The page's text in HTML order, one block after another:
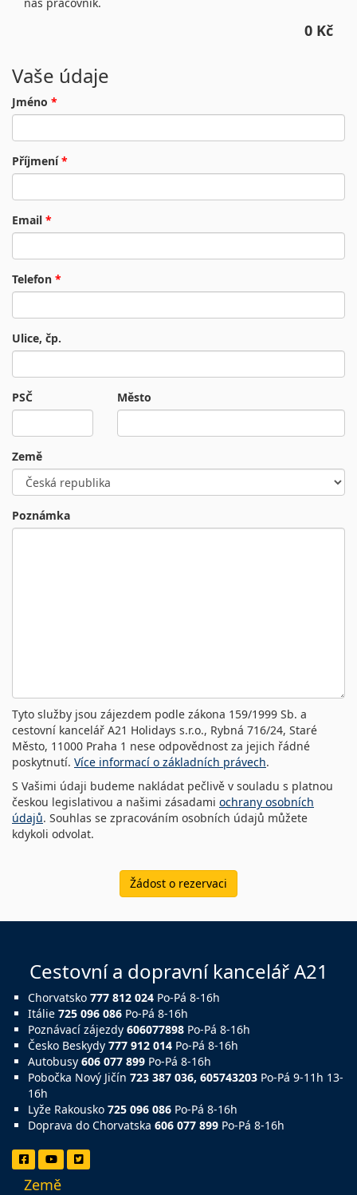
0 Kč
Vaše údaje
Jméno *
Příjmení*
Email *
Telefon *
Ulice, čp.
PSČ Město
Země
Poznámka
Tyto služby jsou zájezdem podle zákona 159/1999 Sb. a
cestovní kancelář A21 Holidays s.r.o., Rybná 716/24, Staré
Město, 11000 Praha 1 nese odpovědnost za jejich řádné
poskytnutí. Více informací o základních právech.
S Vašimi údaji budeme nakládat pečlivě v souladu s platnou
českou legislativou a našimi zásadami ochrany osobních
údajů. Souhlas se zpracováním osobních údajů můžete
kdykoli odvolat.
Žádost o rezervaci
Cestovní a dopravní kancelář A21
Chorvatsko 777 812 024 Po-Pá 8-16h
Itálie 725 096 086 Po-Pá 8-16h
Poznávací zájezdy 606077898 Po-Pá 8-16h
Česko Beskydy 777 912 014 Po-Pá 8-16h
Autobusy 606 077 899 Po-Pá 8-16h
Pobočka Nový Jičín 723 387 036, 605743203 Po-Pá 9-11h 13-
16h
Lyže Rakousko 725 096 086 Po-Pá 8-16h
Doprava do Chorvatska 606 077 899 Po-Pá 8-16h
Země